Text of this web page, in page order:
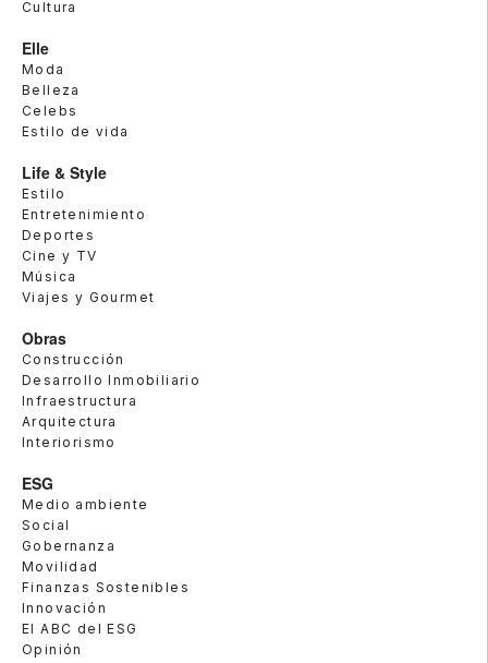
Cultura
Elle
Moda
Belleza
Celebs
Estilo de vida
Life & Style
Estilo
Entretenimiento
Deportes
Cine y TV
Música
Viajes y Gourmet
Obras
Construcción
Desarrollo Inmobiliario
Infraestructura
Arquitectura
Interiorismo
ESG
Medio ambiente
Social
Gobernanza
Movilidad
Finanzas Sostenibles
Innovación
El ABC del ESG
Opinión